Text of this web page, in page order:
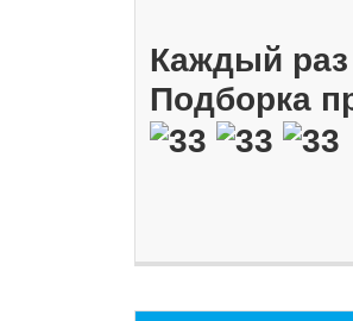
Каждый
Подборка